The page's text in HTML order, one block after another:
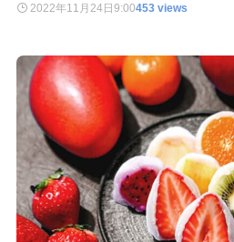
2022年11月24日9:00453 views